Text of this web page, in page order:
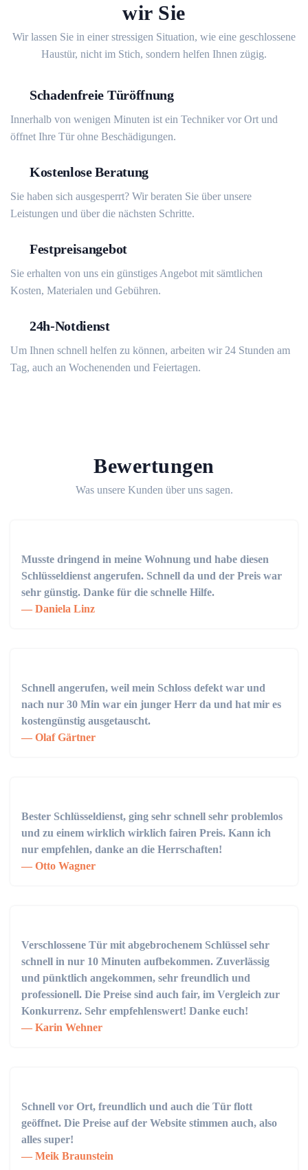
wir Sie
Wir lassen Sie in einer stressigen Situation, wie eine geschlossene
Haustür, nicht im Stich, sondern helfen Ihnen zügig.
Schadenfreie Türöffnung
Innerhalb von wenigen Minuten ist ein Techniker vor Ort und
öffnet Ihre Tür ohne Beschädigungen.
Kostenlose Beratung
Sie haben sich ausgesperrt? Wir beraten Sie über unsere
Leistungen und über die nächsten Schritte.
Festpreisangebot
Sie erhalten von uns ein günstiges Angebot mit sämtlichen
Kosten, Materialen und Gebühren.
24h-Notdienst
Um Ihnen schnell helfen zu können, arbeiten wir 24 Stunden am
Tag, auch an Wochenenden und Feiertagen.
Bewertungen
Was unsere Kunden über uns sagen.
Musste dringend in meine Wohnung und habe diesen
Schlüsseldienst angerufen. Schnell da und der Preis war
sehr günstig. Danke für die schnelle Hilfe.
Daniela Linz
Schnell angerufen, weil mein Schloss defekt war und
nach nur 30 Min war ein junger Herr da und hat mir es
kostengünstig ausgetauscht.
Olaf Gärtner
Bester Schlüsseldienst, ging sehr schnell sehr problemlos
und zu einem wirklich wirklich fairen Preis. Kann ich
nur empfehlen, danke an die Herrschaften!
Otto Wagner
Verschlossene Tür mit abgebrochenem Schlüssel sehr
schnell in nur 10 Minuten aufbekommen. Zuverlässig
und pünktlich angekommen, sehr freundlich und
professionell. Die Preise sind auch fair, im Vergleich zur
Konkurrenz. Sehr empfehlenswert! Danke euch!
Karin Wehner
Schnell vor Ort, freundlich und auch die Tür flott
geöffnet. Die Preise auf der Website stimmen auch, also
alles super!
Meik Braunstein